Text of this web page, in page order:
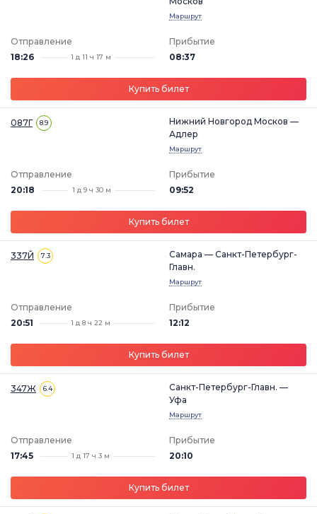
Маршрут
Отправление
18:26
1 д 11 ч 17 м
Прибытие
08:37
Купить билет
087Г 8.9
Нижний Новгород Москов —
Адлер
Маршрут
Отправление
20:18
1 д 9 ч 30 м
Прибытие
09:52
Купить билет
337Й 7.3
Самара — Санкт-Петербург-
Главн.
Маршрут
Отправление
20:51
1 д 8 ч 22 м
Прибытие
12:12
Купить билет
347Ж 6.4
Санкт-Петербург-Главн. —
Уфа
Маршрут
Отправление
17:45
1 д 17 ч 3 м
Прибытие
20:10
Купить билет